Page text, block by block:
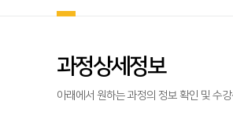
과정상세정보
아래에서 원하는 과정의 정보 확인 및 수